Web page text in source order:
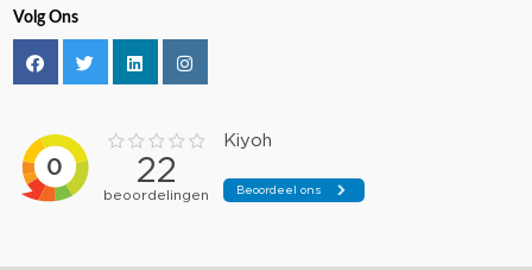
Volg Ons